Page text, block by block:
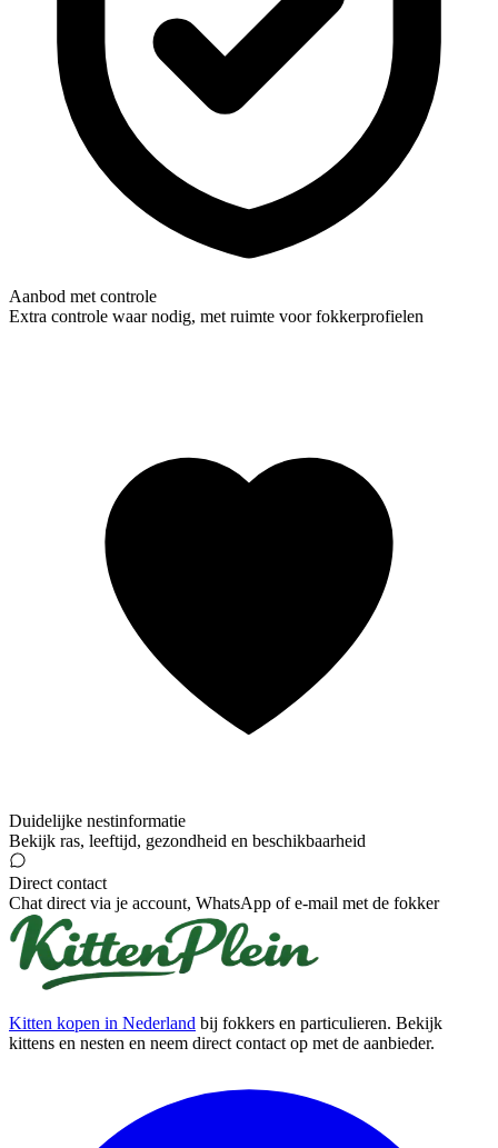
Aanbod met controle
Extra controle waar nodig, met ruimte voor fokkerprofielen
Duidelijke nestinformatie
Bekijk ras, leeftijd, gezondheid en beschikbaarheid
Direct contact
Chat direct via je account, WhatsApp of e-mail met de fokker
Kitten kopen in Nederland bij fokkers en particulieren. Bekijk
kittens en nesten en neem direct contact op met de aanbieder.